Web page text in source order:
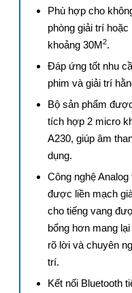
Phù hợp cho
phòng giải trí
khoảng 30M2.
Đáp ứng tốt nhu
phim và giải trí
Bộ sản phẩm
tích hợp 2 micro
A230, giúp âm
dụng.
Công nghệ
được liền mạch
cho tiếng vang
bổng hơn mang
rõ lời và chuyên
trí.
Kết nối Bluetooth